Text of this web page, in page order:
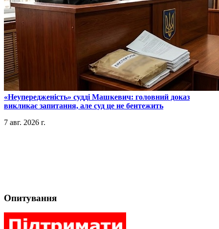
​«Неупередженість» судді Машкевич: головний доказ
викликає запитання, але суд це не бентежить
7 авг. 2026 г.
Опитування